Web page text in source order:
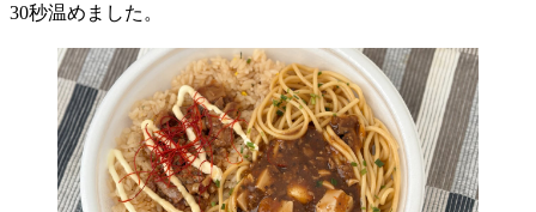
30秒温めました。